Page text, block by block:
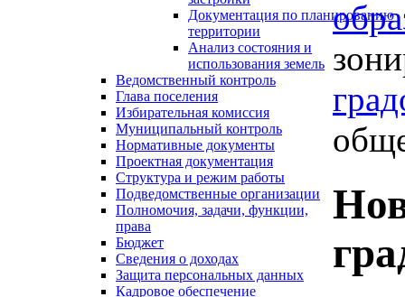
Документация по планированию
территории
Анализ состояния и
использования земель
Ведомственный контроль
Глава поселения
Избирательная комиссия
Муниципальный контроль
Нормативные документы
Проектная документация
Структура и режим работы
Подведомственные организации
Полномочия, задачи, функции,
права
Бюджет
Сведения о доходах
Защита персональных данных
Кадровое обеспечение